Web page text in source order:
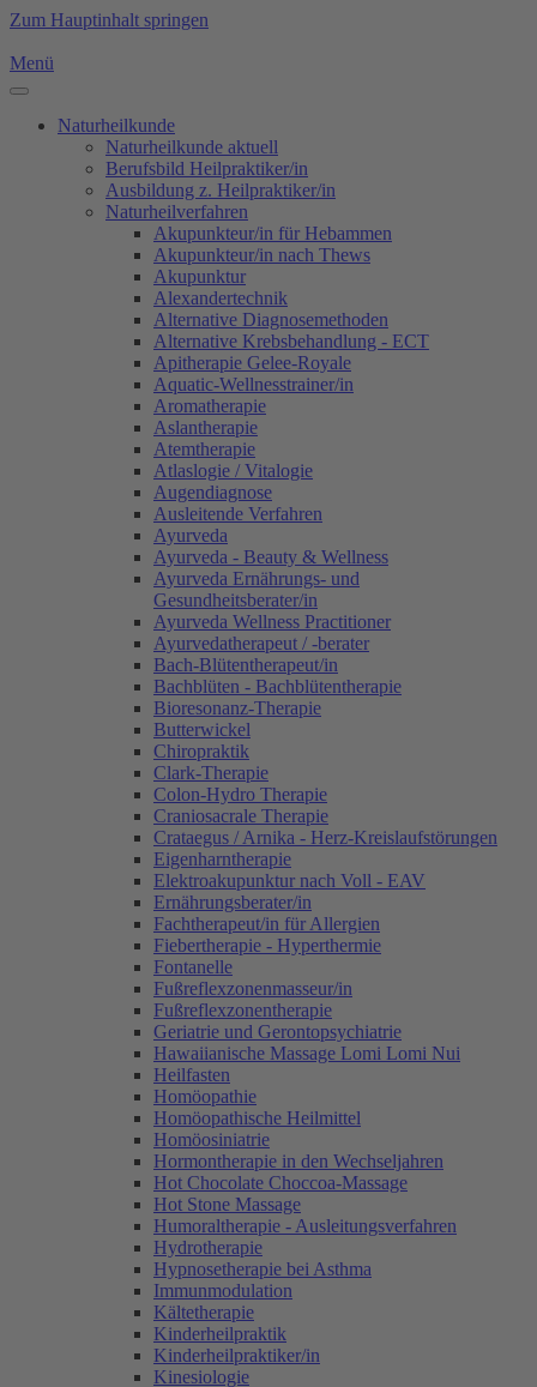
Zum Hauptinhalt springen
Menü
Naturheilkunde
Naturheilkunde aktuell
Berufsbild Heilpraktiker/in
Ausbildung z. Heilpraktiker/in
Naturheilverfahren
Akupunkteur/in für Hebammen
Akupunkteur/in nach Thews
Akupunktur
Alexandertechnik
Alternative Diagnosemethoden
Alternative Krebsbehandlung - ECT
Apitherapie Gelee-Royale
Aquatic-Wellnesstrainer/in
Aromatherapie
Aslantherapie
Atemtherapie
Atlaslogie / Vitalogie
Augendiagnose
Ausleitende Verfahren
Ayurveda
Ayurveda - Beauty & Wellness
Ayurveda Ernährungs- und
Gesundheitsberater/in
Ayurveda Wellness Practitioner
Ayurvedatherapeut / -berater
Bach-Blütentherapeut/in
Bachblüten - Bachblütentherapie
Bioresonanz-Therapie
Butterwickel
Chiropraktik
Clark-Therapie
Colon-Hydro Therapie
Craniosacrale Therapie
Crataegus / Arnika - Herz-Kreislaufstörungen
Eigenharntherapie
Elektroakupunktur nach Voll - EAV
Ernährungsberater/in
Fachtherapeut/in für Allergien
Fiebertherapie - Hyperthermie
Fontanelle
Fußreflexzonenmasseur/in
Fußreflexzonentherapie
Geriatrie und Gerontopsychiatrie
Hawaiianische Massage Lomi Lomi Nui
Heilfasten
Homöopathie
Homöopathische Heilmittel
Homöosiniatrie
Hormontherapie in den Wechseljahren
Hot Chocolate Choccoa-Massage
Hot Stone Massage
Humoraltherapie - Ausleitungsverfahren
Hydrotherapie
Hypnosetherapie bei Asthma
Immunmodulation
Kältetherapie
Kinderheilpraktik
Kinderheilpraktiker/in
Kinesiologie